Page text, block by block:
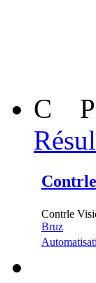
C
Contrle
Bruz